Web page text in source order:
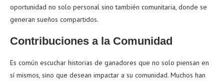
oportunidad no solo personal sino también comunitaria, donde se
generan sueños compartidos.
Contribuciones a la Comunidad
Es común escuchar historias de ganadores que no solo piensan en
sí mismos, sino que desean impactar a su comunidad. Muchos han